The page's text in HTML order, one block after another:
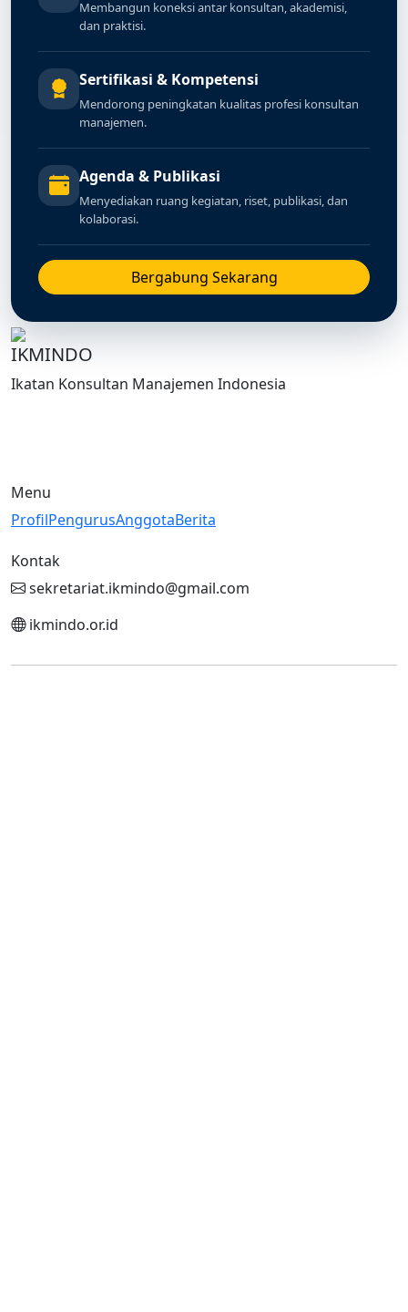
Membangun koneksi antar konsultan, akademisi,
dan praktisi.
Sertifikasi & Kompetensi
Mendorong peningkatan kualitas profesi konsultan
manajemen.
Agenda & Publikasi
Menyediakan ruang kegiatan, riset, publikasi, dan
kolaborasi.
Bergabung Sekarang
IKMINDO
Ikatan Konsultan Manajemen Indonesia
Menu
ProfilPengurusAnggotaBerita
Kontak
sekretariat.ikmindo@gmail.com
ikmindo.or.id